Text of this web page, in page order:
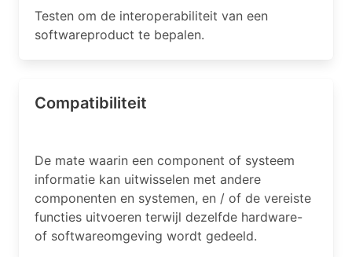
Testen om de interoperabiliteit van een
softwareproduct te bepalen.
Compatibiliteit
De mate waarin een component of systeem
informatie kan uitwisselen met andere
componenten en systemen, en / of de vereiste
functies uitvoeren terwijl dezelfde hardware-
of softwareomgeving wordt gedeeld.